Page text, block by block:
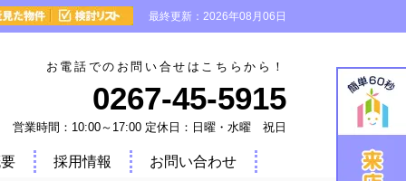
最終更新：2026年08月06日
お電話でのお問い合せはこちらから！
0267-45-5915
営業時間：10:00～17:00 定休日：日曜・水曜 祝日
採用情報 お問い合わせ